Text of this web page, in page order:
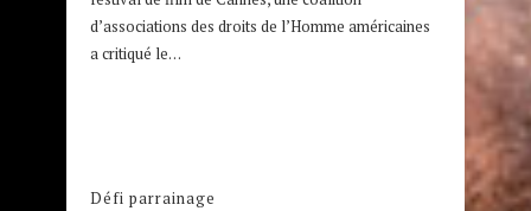
d’associations des droits de l’Homme américaines
a critiqué le…
Défi parrainage